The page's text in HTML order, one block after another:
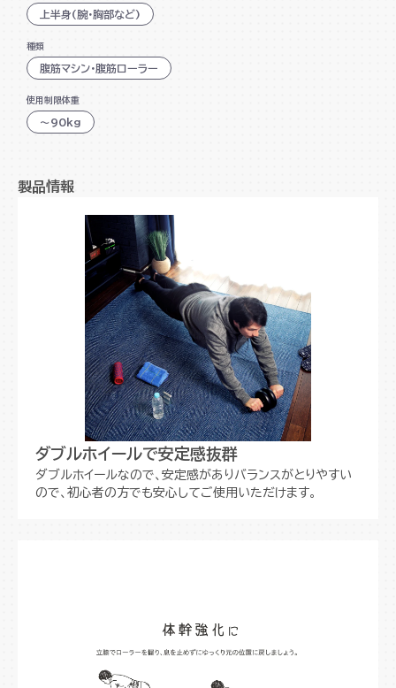
可能
上半身(腕・胸部など)
種類
腹筋マシン・腹筋ローラー
使用制限体重
～90kg
製品情報
ダブルホイールで安定感抜群
ダブルホイールなので、安定感がありバランスがとりやすい
ので、初心者の方でも安心してご使用いただけます。